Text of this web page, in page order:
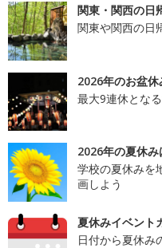
関東・関西の日
関東や関西の日
2026年のお盆
最大9連休とな
2026年の夏休
学校の夏休みを
画しよう
夏休みイベント
日付から夏休み